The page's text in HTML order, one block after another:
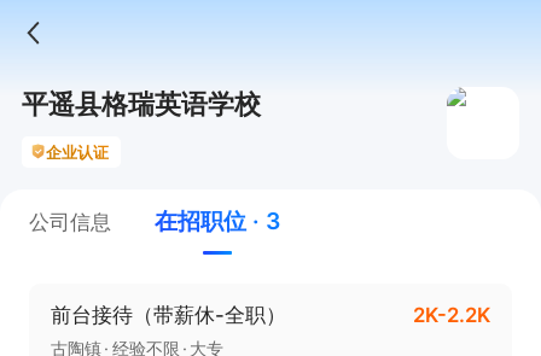
平遥县格瑞英语学校
企业认证
公司信息 在招职位 · 3
前台接待（带薪休-全职） 2K-2.2K
古陶镇 经验不限 大专